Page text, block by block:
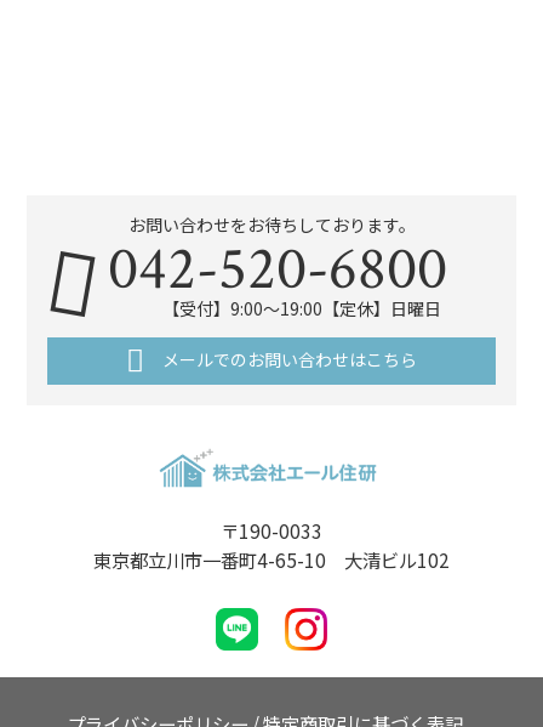
お問い合わせをお待ちしております。
042-520-6800
【受付】9:00～19:00【定休】日曜日
メールでのお問い合わせはこちら
〒190-0033
東京都立川市一番町4-65-10 大清ビル102